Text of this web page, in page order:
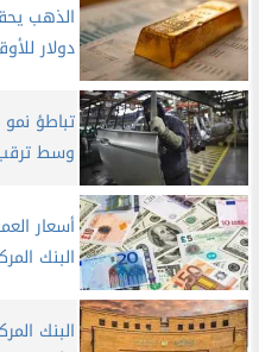
دولار
تباطؤ
وسط
أسعار
البنك
البنك